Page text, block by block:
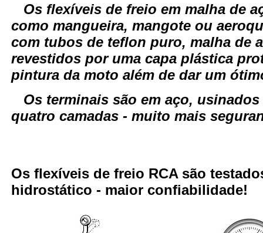
Os flexíveis de freio em malha de
como mangueira, mangote ou
com tubos de teflon puro, malha de
revestidos por uma capa plástica
pintura da moto além de dar um
Os terminais são em aço, usinados
quatro camadas - muito mais
Os flexíveis de freio RCA são
hidrostático - maior confiabilidade!